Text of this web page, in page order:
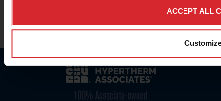
ACCEPT ALL
Customize
© 2026 Hypertherm Inc. Toate drepturile rezervate.
Mențiuni Legale & Mărci Comerciale |